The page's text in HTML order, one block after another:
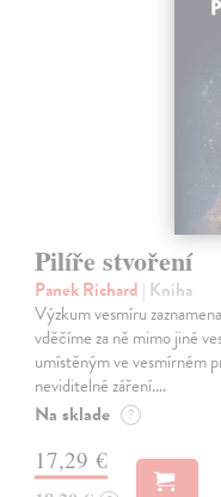
Pilíře stvoření
Panek Richard | Kniha
Výzkum vesmíru
vděčíme za ně mimo jiné
umístěným ve vesmírném
neviditelné záření.…
Na sklade ?
17,29 €